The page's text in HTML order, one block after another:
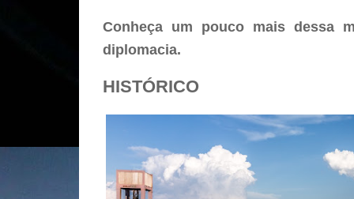
Conheça um pouco mais dessa
diplomacia.
HISTÓRICO